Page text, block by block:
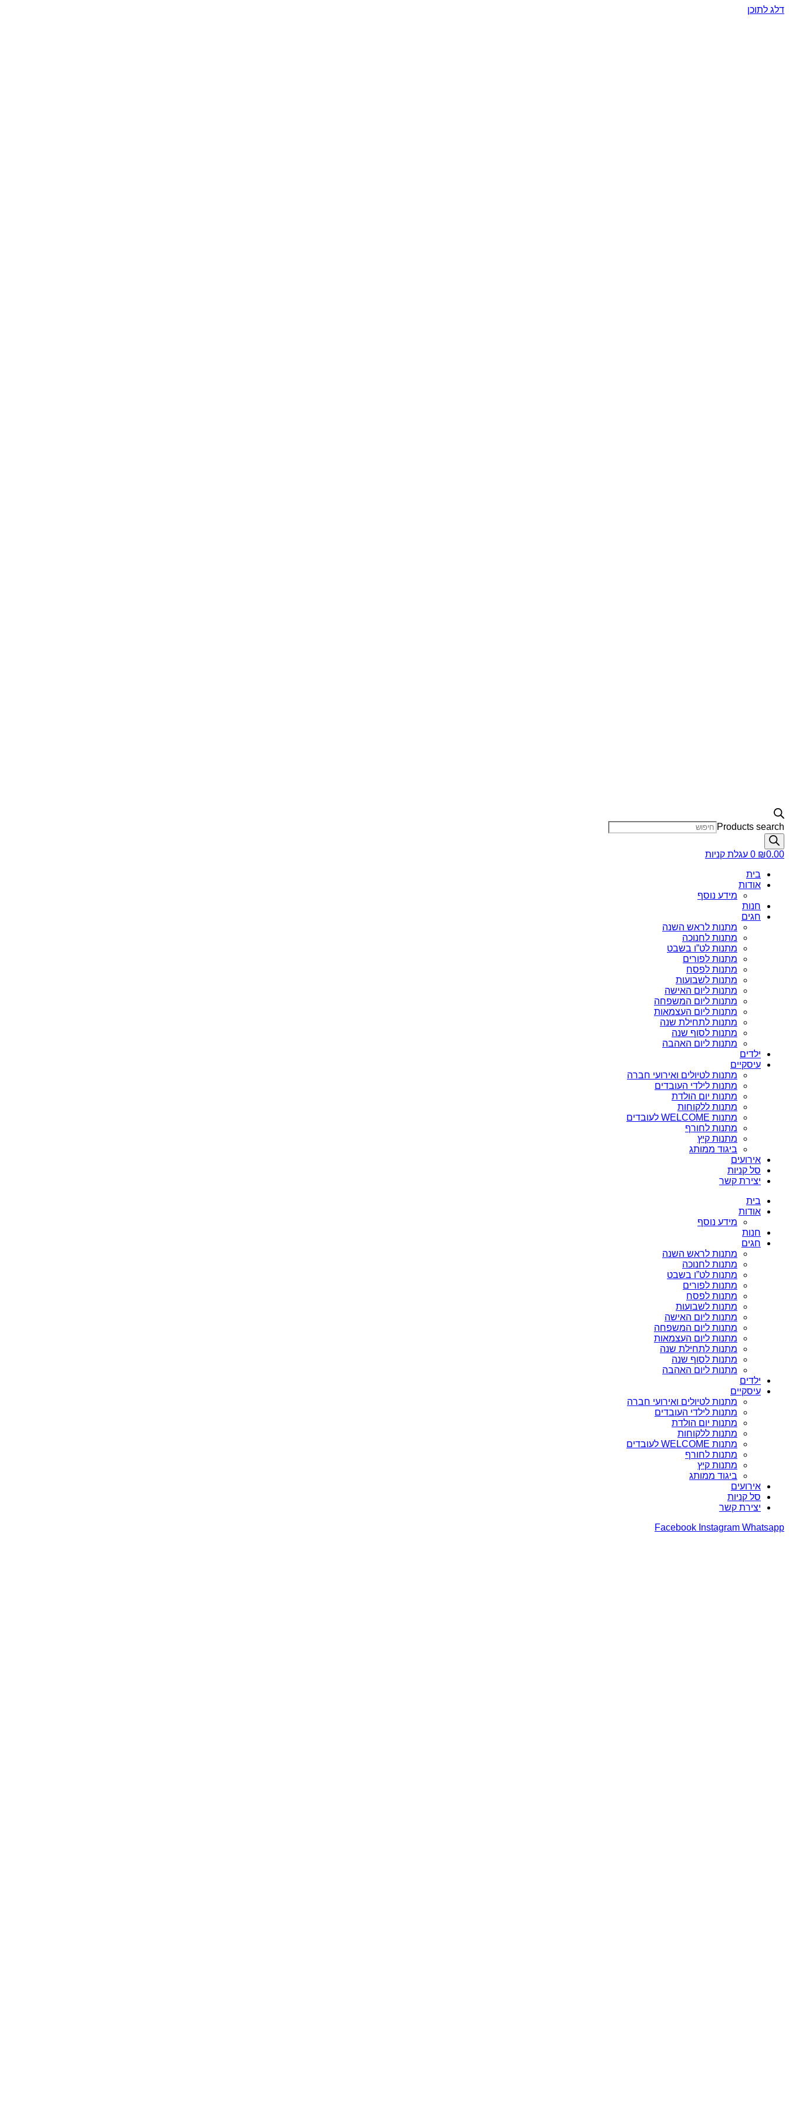
דלג לתוכן
Products search
₪0.00
0 עגלת קניות
בית
אודות
מידע נוסף
חנות
חגים
מתנות לראש השנה
מתנות לחנוכה
מתנות לט”ו בשבט
מתנות לפורים
מתנות לפסח
מתנות לשבועות
מתנות ליום האישה
מתנות ליום המשפחה
מתנות ליום העצמאות
מתנות לתחילת שנה
מתנות לסוף שנה
מתנות ליום האהבה
ילדים
עיסקיים
מתנות לטיולים ואירועי חברה
מתנות לילדי העובדים
מתנות יום הולדת
מתנות ללקוחות
מתנות WELCOME לעובדים
מתנות לחורף
מתנות קיץ
ביגוד ממותג
אירועים
סל קניות
יצירת קשר
בית
אודות
מידע נוסף
חנות
חגים
מתנות לראש השנה
מתנות לחנוכה
מתנות לט”ו בשבט
מתנות לפורים
מתנות לפסח
מתנות לשבועות
מתנות ליום האישה
מתנות ליום המשפחה
מתנות ליום העצמאות
מתנות לתחילת שנה
מתנות לסוף שנה
מתנות ליום האהבה
ילדים
עיסקיים
מתנות לטיולים ואירועי חברה
מתנות לילדי העובדים
מתנות יום הולדת
מתנות ללקוחות
מתנות WELCOME לעובדים
מתנות לחורף
מתנות קיץ
ביגוד ממותג
אירועים
סל קניות
יצירת קשר
Facebook Instagram Whatsapp